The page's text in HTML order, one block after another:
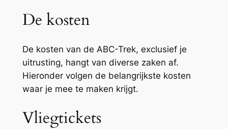
De kosten
De kosten van de ABC-Trek, exclusief je
uitrusting, hangt van diverse zaken af.
Hieronder volgen de belangrijkste kosten
waar je mee te maken krijgt.
Vliegtickets